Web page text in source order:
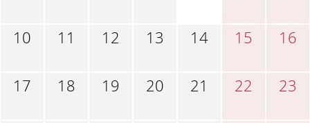
10 11 12 13 14 15 16
17 18 19 20 21 22 23